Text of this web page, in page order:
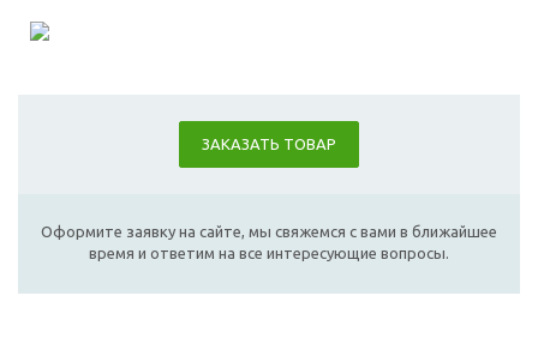
ЗАКАЗАТЬ ТОВАР
Оформите заявку на сайте, мы свяжемся с вами в ближайшее
время и ответим на все интересующие вопросы.